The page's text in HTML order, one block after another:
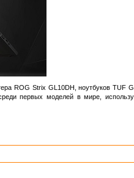
ROG Strix GL10DH, ноутбуков TUF
первых моделей в мире,